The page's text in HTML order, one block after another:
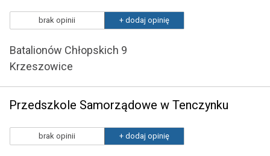
brak opinii + dodaj opinię
Batalionów Chłopskich 9
Krzeszowice
Przedszkole Samorządowe w Tenczynku
brak opinii + dodaj opinię